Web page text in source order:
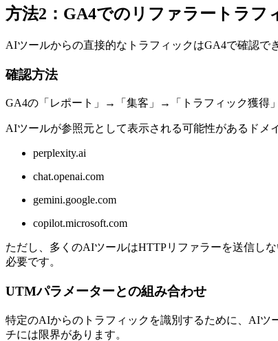
方法2：GA4でのリファラートラフ
AIツールからの直接的なトラフィックはGA4で確認で
確認方法
GA4の「レポート」→「集客」→「トラフィック獲得
AIツールが参照元として表示される可能性があるドメ
perplexity.ai
chat.openai.com
gemini.google.com
copilot.microsoft.com
ただし、多くのAIツールはHTTPリファラーを送信し
必要です。
UTMパラメーターとの組み合わせ
特定のAIからのトラフィックを識別するために、AIツ
チには限界があります。